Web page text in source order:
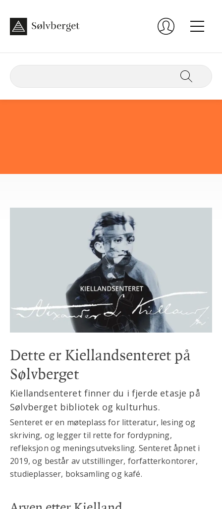
Dette er Kiellandsenteret på
Sølvberget
Kiellandsenteret finner du i fjerde etasje på
Sølvberget bibliotek og kulturhus.
Senteret er en møteplass for litteratur, lesing og
skriving, og legger til rette for fordypning,
refleksjon og meningsutveksling. Senteret åpnet i
2019, og består av utstillinger, forfatterkontorer,
studieplasser, boksamling og kafé.